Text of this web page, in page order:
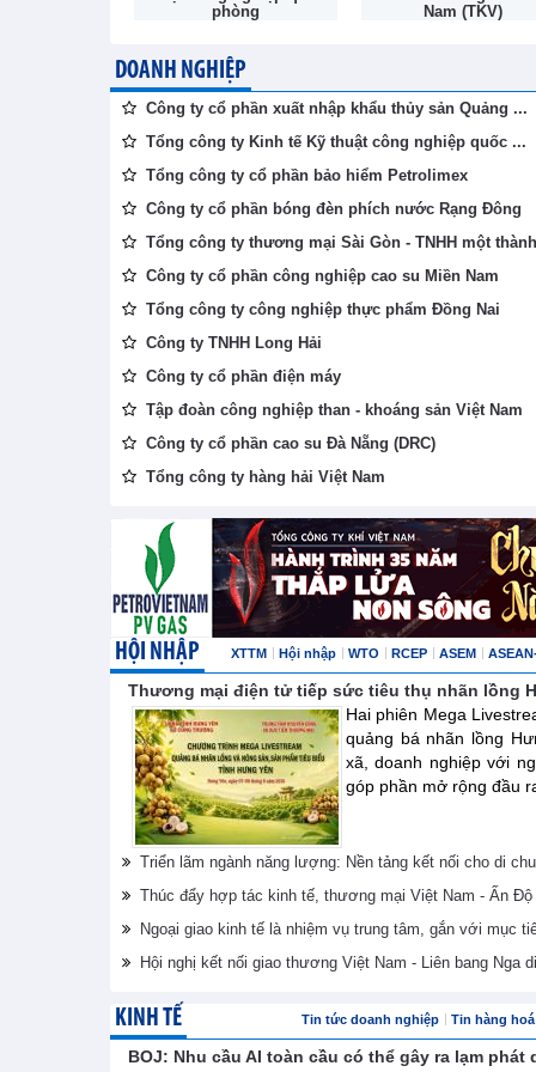
phòng
Nam (TKV)
DOANH NGHIỆP
Công ty cổ phần xuất nhập khẩu thủy sản Quảng ...
Tổng công ty Kinh tế Kỹ thuật công nghiệp quốc ...
Tổng công ty cổ phần bảo hiểm Petrolimex
Công ty cổ phần bóng đèn phích nước Rạng Đông
Tổng công ty thương mại Sài Gòn - TNHH một
Công ty cổ phần công nghiệp cao su Miền Nam
Tổng công ty công nghiệp thực phẩm Đồng Nai
Công ty TNHH Long Hải
Công ty cổ phần điện máy
Tập đoàn công nghiệp than - khoáng sản Việt Nam
Công ty cổ phần cao su Đà Nẵng (DRC)
Tổng công ty hàng hải Việt Nam
HỘI NHẬP XTTM Hội nhập WTO RCEP ASEM
Thương mại điện tử tiếp sức tiêu thụ nhãn lồng
Hai phiên Mega
quảng bá nhãn lồng
xã, doanh nghiệp với
góp phần mở rộng đầu
Triển lãm ngành năng lượng: Nền tảng kết nối cho di
Thúc đẩy hợp tác kinh tế, thương mại Việt Nam - Ấn Độ
Ngoại giao kinh tế là nhiệm vụ trung tâm, gắn với mục
Hội nghị kết nối giao thương Việt Nam - Liên bang Nga
KINH TẾ Tin tức doanh nghiệp Tin hàng
BOJ: Nhu cầu AI toàn cầu có thể gây ra lạm phát